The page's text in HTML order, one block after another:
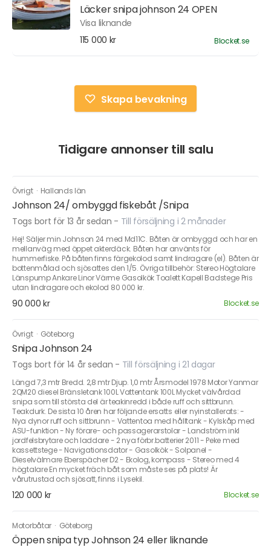
Läcker snipa johnson 24 OPEN
Visa liknande
115 000 kr
Blocket.se
Skapa bevakning
Tidigare annonser till salu
Övrigt · Hallands län
Johnson 24/ ombyggd fiskebåt /Snipa
Togs bort för 13 år sedan - Till försäljning i 2 månader
Hej! Säljer min Johnson 24 med Md11C. Båten är ombyggd och har en
mellanväg med öppet akterdäck. Båten har använts för
hummerfiske. På båten finns färgekolod samt lindragare (el). Båten är
bottenmålad och sjösattes den 1/5. Övriga tillbehör: Stereo Högtalare
Länspump Ankare Linor Värme Gasolkök Toalett Kapell Badstege Pris
utan lindragare och ekolod 80 000 kr.
90 000 kr Blocket.se
Övrigt · Göteborg
Snipa Johnson 24
Togs bort för 14 år sedan - Till försäljning i 21 dagar
Längd 7,3 mtr Bredd. 2,8 mtr Djup. 1,0 mtr Årsmodel 1978 Motor Yanmar
2QM20 diesel Bränsletank 100L Vattentank 100L Mycket välvårdad
snipa som till största del är teakinredd i både ruff och sittbrunn.
Teakdurk. De sista 10 åren har följande ersatts eller nyinstallerats: -
Nya dynor ruff och sittbrunn - Vattentoa med hålltank - Kylskåp med
ASU-funktion - Ny förare- och passagerarstolar - Landström inkl
jordfelsbrytare och laddare - 2 nya förbr.batterier 2011 - Peke med
kassettstege - Navigationsdator - Gasolkök - Solpanel -
Dieselvälmare Eberspächer D2 - Ekolog, kompass - Stereo med 4
högtalare En mycket fräch båt som måste ses på plats! Är
vårutrustad och sjösatt, finns i Lysekil.
120 000 kr Blocket.se
Motorbåtar · Göteborg
Öppen snipa typ Johnson 24 eller liknande